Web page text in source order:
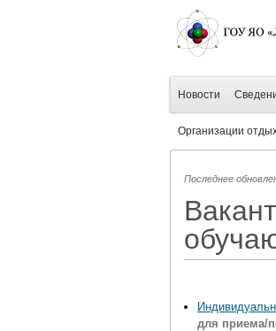
Новости
Организации
Последнее
для приема/